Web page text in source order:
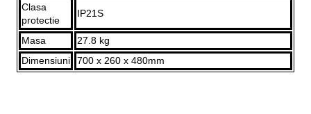
Clasa
protectie
IP21S
Masa
27.8 kg
Dimensiuni
700 x 260 x 480mm